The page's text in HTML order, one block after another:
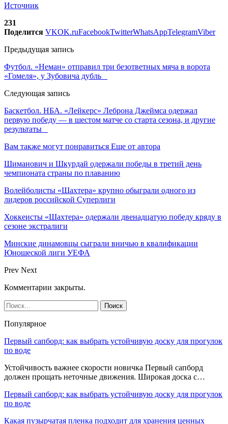
Источник
231
Поделится VKOK.ruFacebookTwitterWhatsAppTelegramViber
Предыдущая запись
Футбол. «Неман» отправил три безответных мяча в ворота
«Гомеля», у Зубовича дубль
Следующая запись
Баскетбол. НБА. «Лейкерс» Леброна Джеймса одержал
первую победу — в шестом матче со старта сезона, и другие
результаты
Вам также могут понравиться Еще от автора
Шиманович и Шкурдай одержали победы в третий день
чемпионата страны по плаванию
Волейболисты «Шахтера» крупно обыграли одного из
лидеров российской Суперлиги
Хоккеисты «Шахтера» одержали двенадцатую победу кряду в
сезоне экстралиги
Минские динамовцы сыграли вничью в квалификации
Юношеской лиги УЕФА
Prev Next
Комментарии закрыты.
Популярное
Первый сапборд: как выбрать устойчивую доску для прогулок
по воде
Устойчивость важнее скорости новичка Первый сапборд
должен прощать неточные движения. Широкая доска с…
Первый сапборд: как выбрать устойчивую доску для прогулок
по воде
Какая пузырчатая пленка подходит для хранения ценных